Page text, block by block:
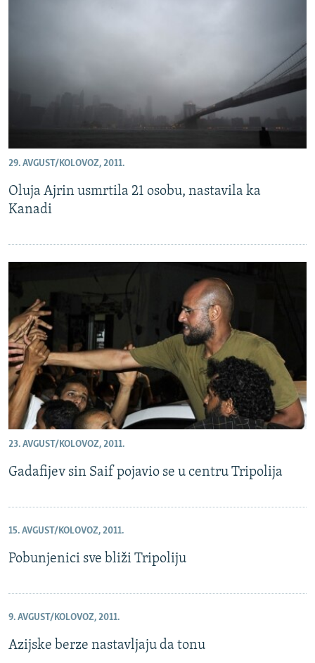
29. AVGUST/KOLOVOZ, 2011.
Oluja Ajrin usmrtila 21 osobu, nastavila ka
Kanadi
23. AVGUST/KOLOVOZ, 2011.
Gadafijev sin Saif pojavio se u centru Tripolija
15. AVGUST/KOLOVOZ, 2011.
Pobunjenici sve bliži Tripoliju
9. AVGUST/KOLOVOZ, 2011.
Azijske berze nastavljaju da tonu